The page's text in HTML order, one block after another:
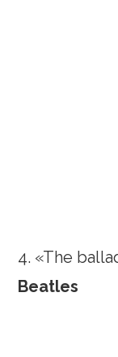
4. «The
Beatles